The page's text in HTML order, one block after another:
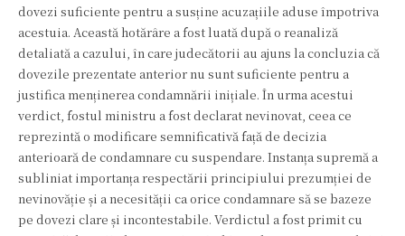
dovezi suficiente pentru a susține acuzațiile aduse împotriva
acestuia. Această hotărâre a fost luată după o reanaliză
detaliată a cazului, în care judecătorii au ajuns la concluzia că
dovezile prezentate anterior nu sunt suficiente pentru a
justifica menținerea condamnării inițiale. În urma acestui
verdict, fostul ministru a fost declarat nevinovat, ceea ce
reprezintă o modificare semnificativă față de decizia
anterioară de condamnare cu suspendare. Instanța supremă a
subliniat importanța respectării principiului prezumției de
nevinovăție și a necesității ca orice condamnare să se bazeze
pe dovezi clare și incontestabile. Verdictul a fost primit cu